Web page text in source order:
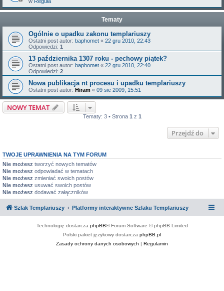
Tematy
Ogólnie o upadku zakonu templariuszy
Ostatni post autor: baphomet « 22 gru 2010, 22:43
Odpowiedzi: 1
13 października 1307 roku - pechowy piątek?
Ostatni post autor: baphomet « 22 gru 2010, 22:40
Odpowiedzi: 2
Nowa publikacja nt procesu i upadku templariuszy
Ostatni post autor: Hiram « 09 sie 2009, 15:51
NOWY TEMAT
Tematy: 3 • Strona 1 z 1
Przejdź do
TWOJE UPRAWNIENIA NA TYM FORUM
Nie możesz tworzyć nowych tematów
Nie możesz odpowiadać w tematach
Nie możesz zmieniać swoich postów
Nie możesz usuwać swoich postów
Nie możesz dodawać załączników
Szlak Templariuszy Platformy interaktywne Szlaku Templariuszy
Technologię dostarcza phpBB® Forum Software © phpBB Limited
Polski pakiet językowy dostarcza phpBB.pl
Zasady ochrony danych osobowych | Regulamin